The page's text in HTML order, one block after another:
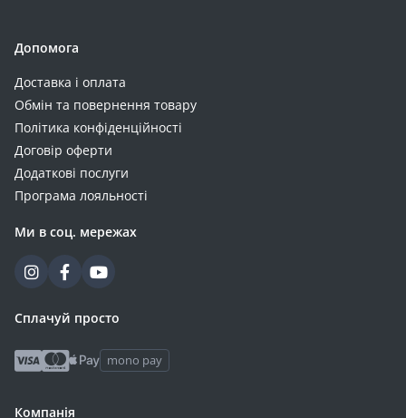
Допомога
Доставка і оплата
Обмін та повернення товару
Політика конфіденційності
Договір оферти
Додаткові послуги
Програма лояльності
Ми в соц. мережах
Сплачуй просто
mono pay
Компанія